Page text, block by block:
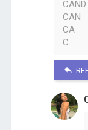
CAND
CAN
CA
C